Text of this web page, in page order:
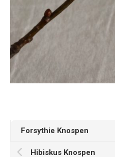
Forsythie Knospen
Hibiskus Knospen